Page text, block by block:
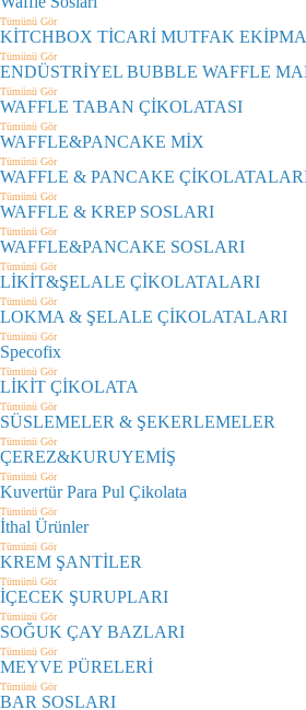
Tümünü Gör
KİTCHBOX TİCARİ MUTFAK
Tümünü Gör
ENDÜSTRİYEL BUBBLE WAFFLE
Tümünü Gör
WAFFLE TABAN ÇİKOLATASI
Tümünü Gör
WAFFLE&PANCAKE MİX
Tümünü Gör
WAFFLE & PANCAKE
Tümünü Gör
WAFFLE & KREP SOSLARI
Tümünü Gör
WAFFLE&PANCAKE SOSLARI
Tümünü Gör
LİKİT&ŞELALE ÇİKOLATALARI
Tümünü Gör
LOKMA & ŞELALE ÇİKOLATALARI
Tümünü Gör
Specofix
Tümünü Gör
LİKİT ÇİKOLATA
Tümünü Gör
SÜSLEMELER & ŞEKERLEMELER
Tümünü Gör
ÇEREZ&KURUYEMİŞ
Tümünü Gör
Kuvertür Para Pul Çikolata
Tümünü Gör
İthal Ürünler
Tümünü Gör
KREM ŞANTİLER
Tümünü Gör
İÇECEK ŞURUPLARI
Tümünü Gör
SOĞUK ÇAY BAZLARI
Tümünü Gör
MEYVE PÜRELERİ
Tümünü Gör
BAR SOSLARI